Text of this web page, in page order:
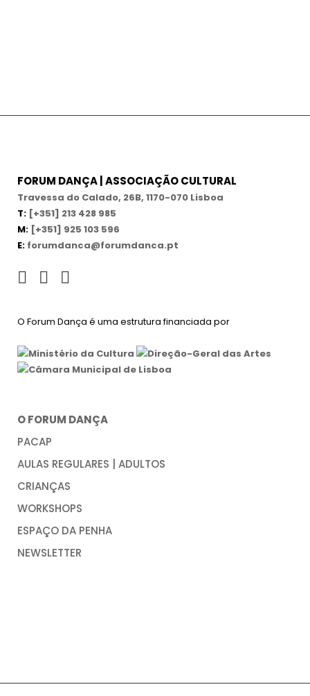
FORUM DANÇA | ASSOCIAÇÃO CULTURAL
Travessa do Calado, 26B, 1170-070 Lisboa
T: [+351] 213 428 985
M: [+351] 925 103 596
E: forumdanca@forumdanca.pt
O Forum Dança é uma estrutura financiada por
O FORUM DANÇA
PACAP
AULAS REGULARES | ADULTOS
CRIANÇAS
WORKSHOPS
ESPAÇO DA PENHA
NEWSLETTER